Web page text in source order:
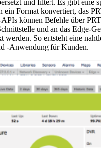
und filtert. Es gibt eine
ein Format konvertiert, das
können Befehle über
und an das Edge-
werden. So entsteht eine
-Anwendung für Kunden.